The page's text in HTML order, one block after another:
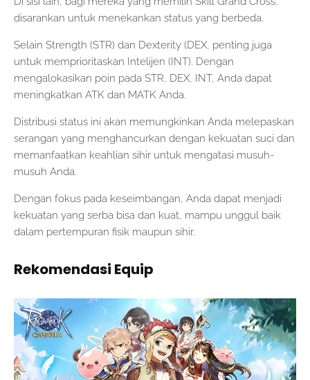
disarankan untuk menekankan status yang berbeda.
Selain Strength (STR) dan Dexterity (DEX, penting juga
untuk memprioritaskan Intelijen (INT). Dengan
mengalokasikan poin pada STR, DEX, INT, Anda dapat
meningkatkan ATK dan MATK Anda.
Distribusi status ini akan memungkinkan Anda melepaskan
serangan yang menghancurkan dengan kekuatan suci dan
memanfaatkan keahlian sihir untuk mengatasi musuh-
musuh Anda.
Dengan fokus pada keseimbangan, Anda dapat menjadi
kekuatan yang serba bisa dan kuat, mampu unggul baik
dalam pertempuran fisik maupun sihir.
Rekomendasi Equip